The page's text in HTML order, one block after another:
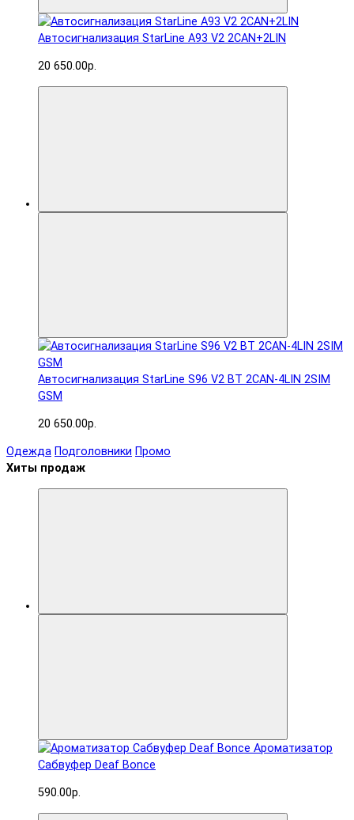
Автосигнализация StarLine A93 V2 2CAN+2LIN
20 650.00р.
Автосигнализация StarLine S96 V2 BT 2CAN-4LIN 2SIM
GSM
20 650.00р.
Одежда Подголовники Промо
Хиты продаж
Ароматизатор
Сабвуфер Deaf Bonce
590.00р.